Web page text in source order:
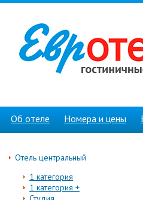
Об отеле Номера и цены
Отель центральный
1 категория
1 категория +